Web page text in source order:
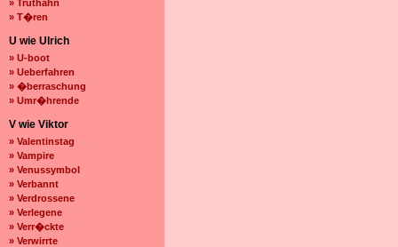
» Truthahn
» T�ren
U wie Ulrich
» U-boot
» Ueberfahren
» �berraschung
» Umr�hrende
V wie Viktor
» Valentinstag
» Vampire
» Venussymbol
» Verbannt
» Verdrossene
» Verlegene
» Verr�ckte
» Verwirrte